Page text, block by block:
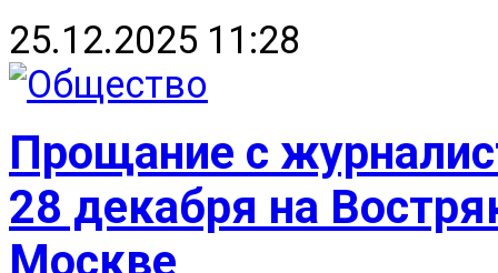
25.12.2025 11:28
Прощание с
28 декабря на
Москве